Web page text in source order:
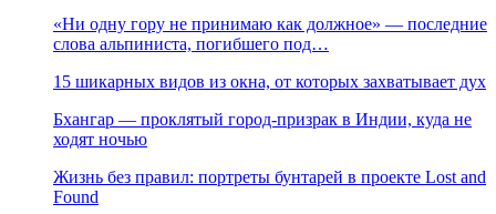
«Ни одну гору не принимаю как должное» — последние
слова альпиниста, погибшего под…
15 шикарных видов из окна, от которых захватывает дух
Бхангар — проклятый город-призрак в Индии, куда не
ходят ночью
Жизнь без правил: портреты бунтарей в проекте Lost and
Found